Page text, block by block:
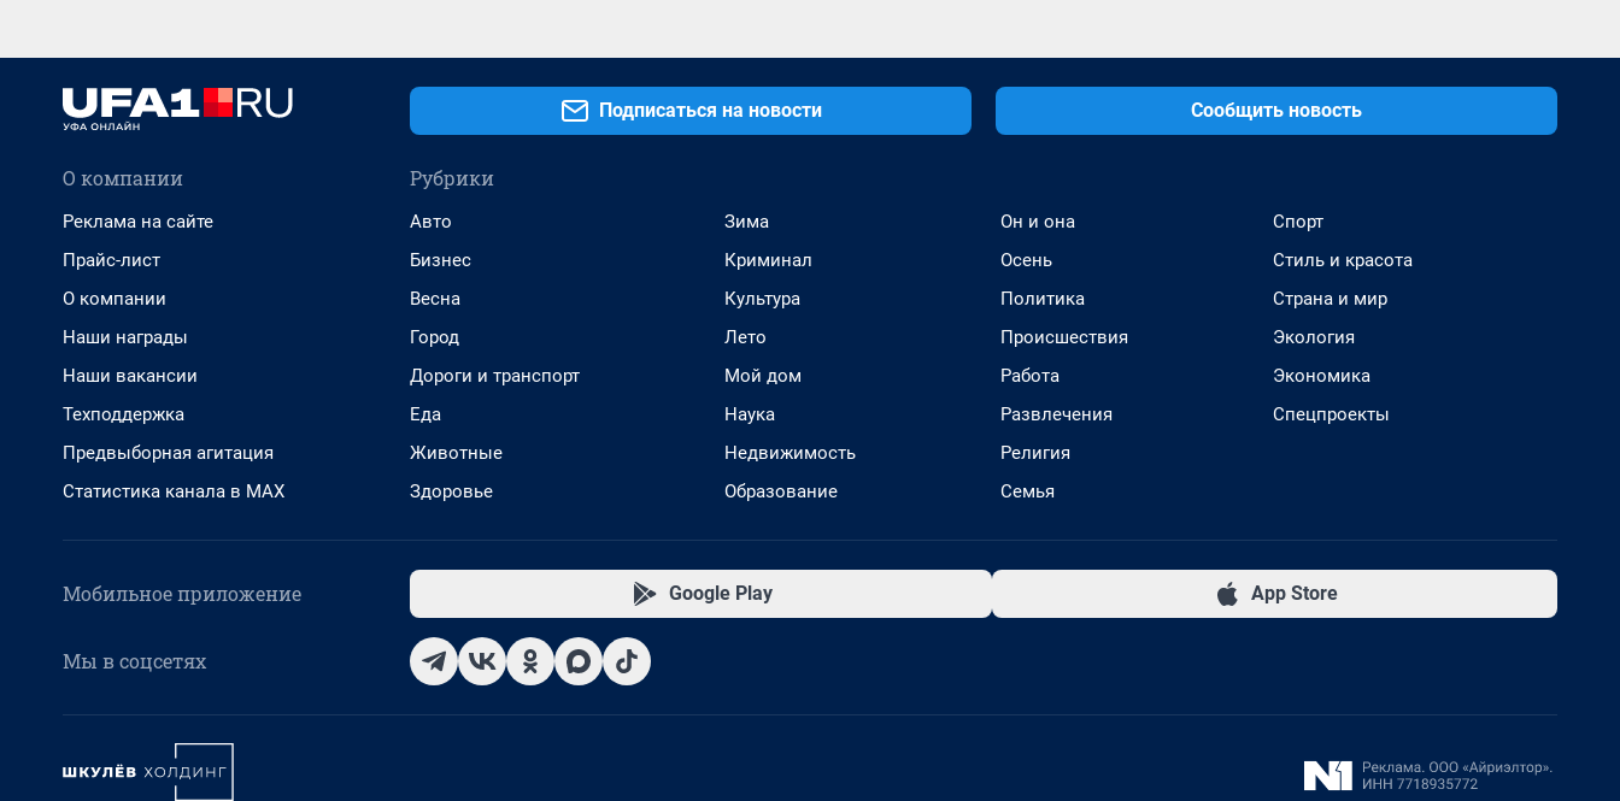
Подписаться на новости Сообщить новость
О компании
Реклама на сайте
Прайс-лист
О компании
Наши награды
Наши вакансии
Техподдержка
Предвыборная агитация
Статистика канала в MAX
Рубрики
Авто
Бизнес
Весна
Город
Дороги и транспорт
Еда
Животные
Здоровье
Зима
Криминал
Культура
Лето
Мой дом
Наука
Недвижимость
Образование
Он и она
Осень
Политика
Происшествия
Работа
Развлечения
Религия
Семья
Спорт
Стиль и красота
Страна и мир
Экология
Экономика
Спецпроекты
Мобильное приложение Google Play App Store
Мы в соцсетях